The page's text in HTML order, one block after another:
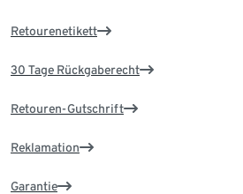
Retourenetikett
30 Tage Rückgaberecht
Retouren-Gutschrift
Reklamation
Garantie